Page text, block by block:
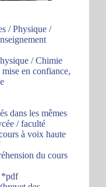
/ Physique /
/ Chimie
en confiance,
dans les mêmes
/ faculté
à voix haute
du cours
*pdf